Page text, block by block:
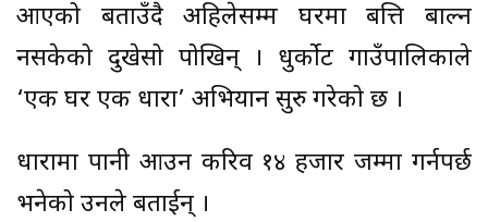
आएको बताउँदै अहिलेसम्म घरमा बत्ति बाल्न
नसकेको दुखेसो पोखिन् । धुर्कोट गाउँपालिकाले
‘एक घर एक धारा’ अभियान सुरु गरेको छ ।
धारामा पानी आउन करिव १४ हजार जम्मा गर्नपर्छ
भनेको उनले बताईन् ।